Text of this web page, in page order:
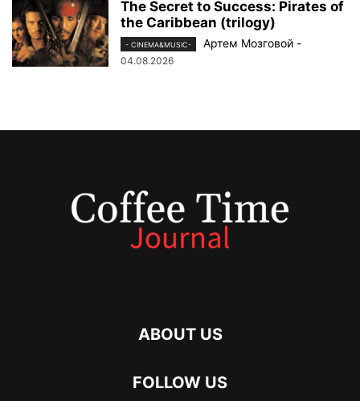
The Secret to Success: Pirates of
the Caribbean (trilogy)
- CINEMA&MUSIC- Артем Мозговой -
04.08.2026
ABOUT US
FOLLOW US